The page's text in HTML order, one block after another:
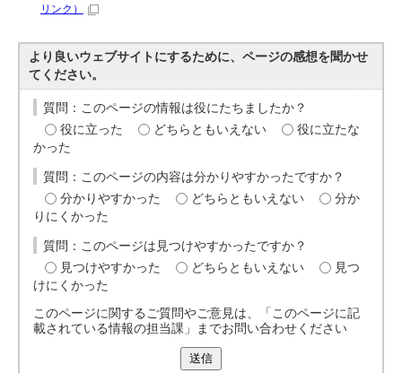
リンク）
より良いウェブサイトにするために、ページの感想を聞かせ
てください。
質問：このページの情報は役にたちましたか？
役に立った
どちらともいえない
役に立たな
かった
質問：このページの内容は分かりやすかったですか？
分かりやすかった
どちらともいえない
分か
りにくかった
質問：このページは見つけやすかったですか？
見つけやすかった
どちらともいえない
見つ
けにくかった
このページに関するご質問やご意見は、「このページに記
載されている情報の担当課」までお問い合わせください
送信